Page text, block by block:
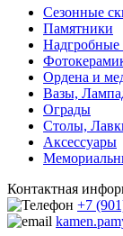
Сезонные
Памятники
Ордена и
Вазы,
Ограды
Столы,
Аксессуары
Контактная
+7